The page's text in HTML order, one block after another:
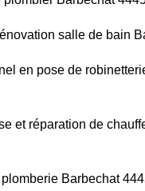
salle de bain
en pose de
et réparation de
Barbechat